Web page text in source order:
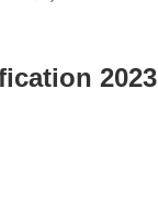
2023